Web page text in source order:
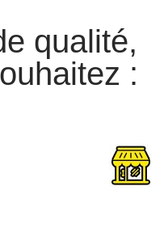
qualité,
: